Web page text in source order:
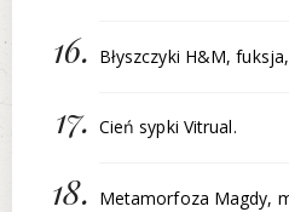
Błyszczyki H&M,
Cień sypki Vitrual.
Metamorfoza Magdy,